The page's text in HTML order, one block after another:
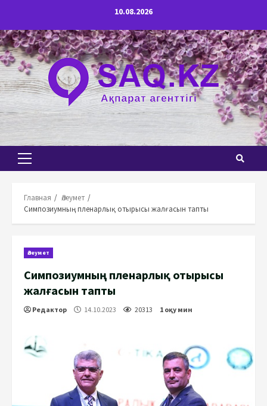
содержимому
10.08.2026
Основное
Главная
Әлеумет
Симпозиумның пленарлық отырысы жалғасын тапты
Әлеумет
Симпозиумның пленарлық отырысы
жалғасын тапты
Редактор 14.10.2023 20313 1 оқу мин